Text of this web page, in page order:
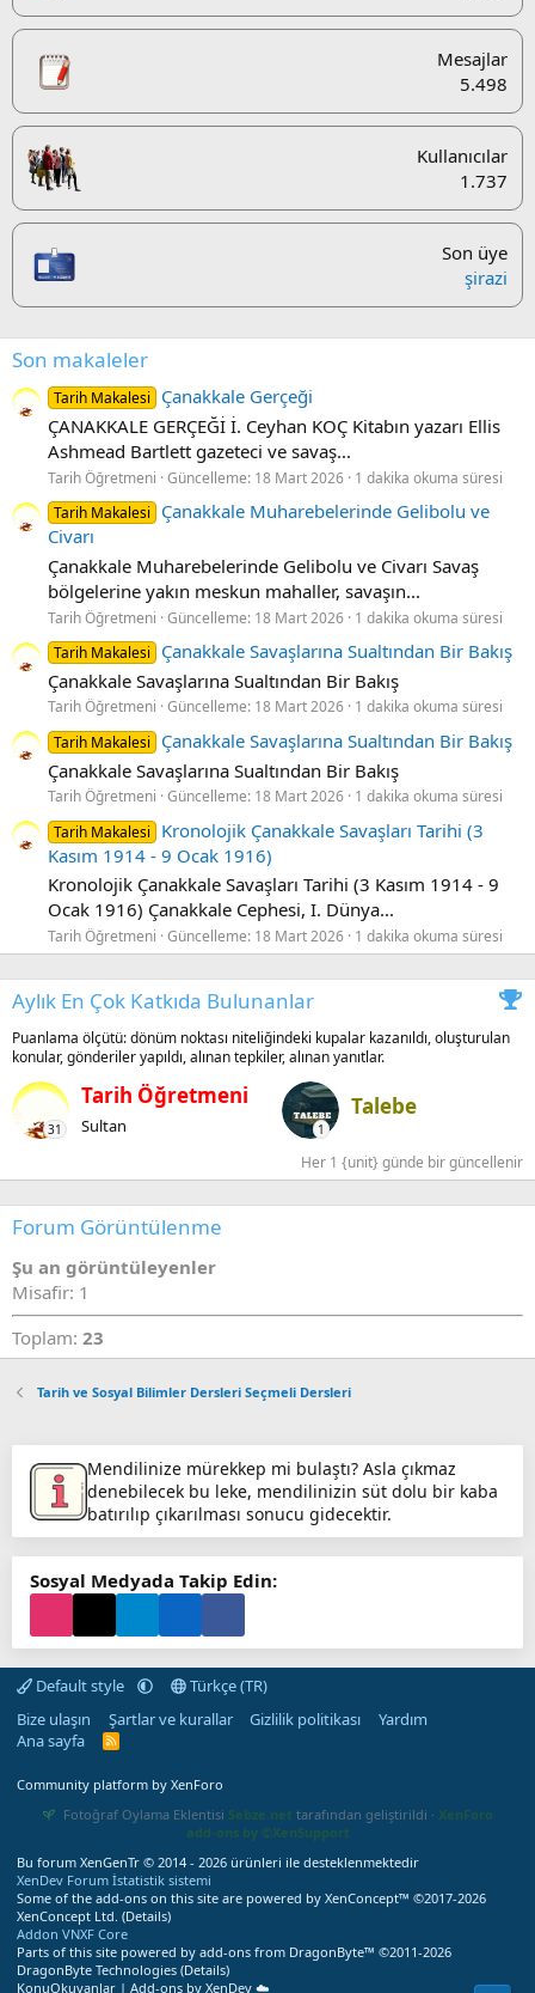
Mesajlar
5.498
Kullanıcılar
1.737
Son üye
şirazi
Son makaleler
Tarih Makalesi
Çanakkale Gerçeği
ÇANAKKALE GERÇEĞİ İ. Ceyhan KOÇ Kitabın yazarı Ellis
Ashmead Bartlett gazeteci ve savaş...
Tarih Öğretmeni Güncelleme: 18 Mart 2026 1 dakika okuma süresi
Tarih Makalesi
Çanakkale Muharebelerinde Gelibolu ve
Civarı
Çanakkale Muharebelerinde Gelibolu ve Civarı Savaş
bölgelerine yakın meskun mahaller, savaşın...
Tarih Öğretmeni Güncelleme: 18 Mart 2026 1 dakika okuma süresi
Tarih Makalesi
Çanakkale Savaşlarına Sualtından Bir Bakış
Çanakkale Savaşlarına Sualtından Bir Bakış
Tarih Öğretmeni Güncelleme: 18 Mart 2026 1 dakika okuma süresi
Tarih Makalesi
Çanakkale Savaşlarına Sualtından Bir Bakış
Çanakkale Savaşlarına Sualtından Bir Bakış
Tarih Öğretmeni Güncelleme: 18 Mart 2026 1 dakika okuma süresi
Tarih Makalesi
Kronolojik Çanakkale Savaşları Tarihi (3
Kasım 1914 - 9 Ocak 1916)
Kronolojik Çanakkale Savaşları Tarihi (3 Kasım 1914 - 9
Ocak 1916) Çanakkale Cephesi, I. Dünya...
Tarih Öğretmeni Güncelleme: 18 Mart 2026 1 dakika okuma süresi
Aylık En Çok Katkıda Bulunanlar
Puanlama ölçütü: dönüm noktası niteliğindeki kupalar kazanıldı, oluşturulan
konular, gönderiler yapıldı, alınan tepkiler, alınan yanıtlar.
31
Tarih Öğretmeni
Sultan 1
Talebe
Her 1 {unit} günde bir güncellenir
Forum Görüntülenme
Şu an görüntüleyenler
Misafir: 1
Toplam: 23
Tarih ve Sosyal Bilimler Dersleri Seçmeli Dersleri
Mendilinize mürekkep mi bulaştı? Asla çıkmaz
denebilecek bu leke, mendilinizin süt dolu bir kaba
batırılıp çıkarılması sonucu gidecektir.
Sosyal Medyada Takip Edin:
Default style
Türkçe (TR)
Bize ulaşın
Şartlar ve kurallar Gizlilik politikası
Yardım
Ana sayfa
R
Community platform by XenForo
Fotoğraf Oylama Eklentisi Sebze.net tarafından geliştirildi · XenForo
add-ons by ©XenSupport
Bu forum XenGenTr © 2014 - 2026 ürünleri ile desteklenmektedir
XenDev Forum İstatistik sistemi
Some of the add-ons on this site are powered by XenConcept™ ©2017-2026
XenConcept Ltd. (Details)
Addon VNXF Core
Parts of this site powered by add-ons from DragonByte™ ©2011-2026
DragonByte Technologies (Details)
KonuOkuyanlar | Add-ons by XenDev ☁️